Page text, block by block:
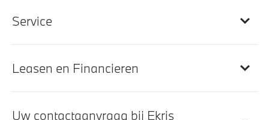
Service
Leasen en Financieren
Uw contactaanvraag bij Ekris